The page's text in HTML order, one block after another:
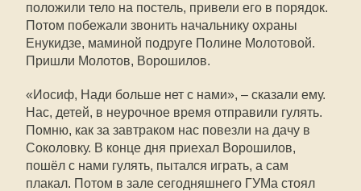
положили тело на постель, привели его в порядок.
Потом побежали звонить начальнику охраны
Енукидзе, маминой подруге Полине Молотовой.
Пришли Молотов, Ворошилов.
«Иосиф, Нади больше нет с нами», – сказали ему.
Нас, детей, в неурочное время отправили гулять.
Помню, как за завтраком нас повезли на дачу в
Соколовку. В конце дня приехал Ворошилов,
пошёл с нами гулять, пытался играть, а сам
плакал. Потом в зале сегодняшнего ГУМа стоял